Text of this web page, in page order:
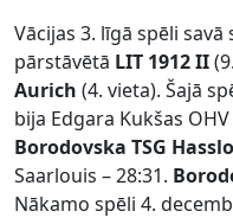
Vācijas 3. līgā spēli
pārstāvētā LIT 1912 II
Aurich (4. vieta). Šajā
bija Edgara Kukšas
Borodovska TSG
Saarlouis – 28:31.
Nākamo spēli 4.